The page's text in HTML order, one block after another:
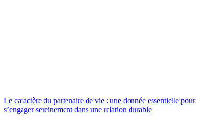
Le caractère du partenaire de vie : une donnée essentielle pour
s’engager sereinement dans une relation durable